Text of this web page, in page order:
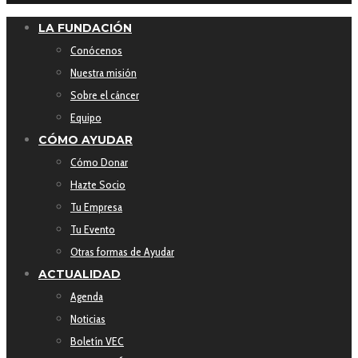
LA FUNDACIÓN
Conócenos
Nuestra misión
Sobre el cáncer
Equipo
CÓMO AYUDAR
Cómo Donar
Hazte Socio
Tu Empresa
Tu Evento
Otras formas de Ayudar
ACTUALIDAD
Agenda
Noticias
Boletín VEC